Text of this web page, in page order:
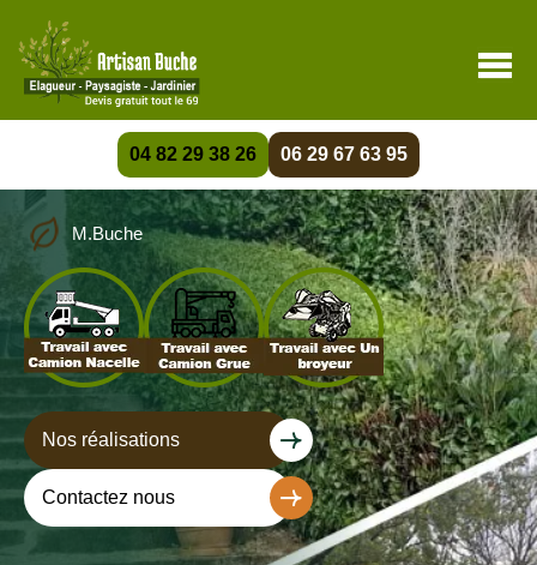
04 82 29 38 26 06 29 67 63 95
M.Buche
Nos réalisations
Contactez nous